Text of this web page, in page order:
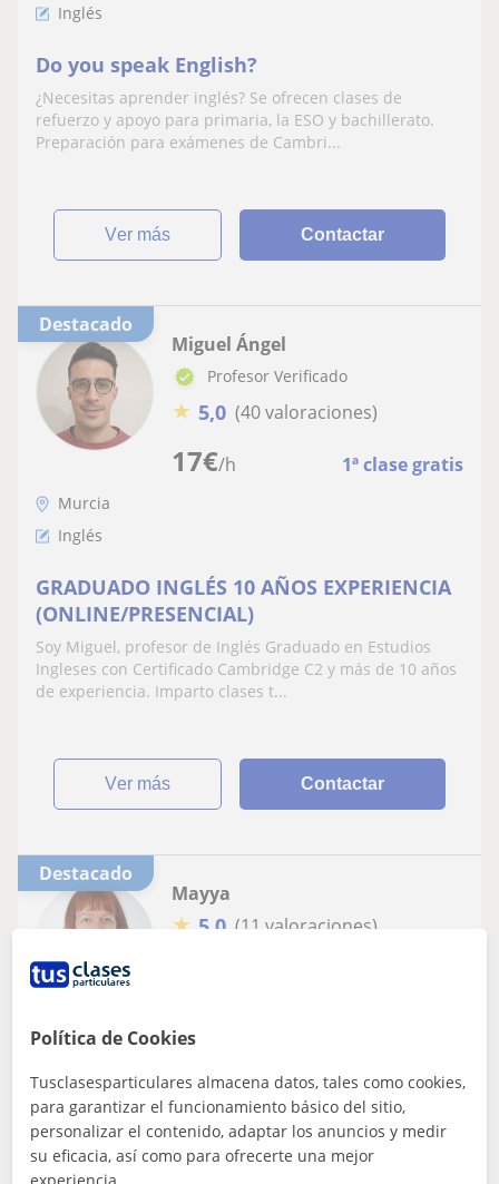
Inglés
Do you speak English?
¿Necesitas aprender inglés? Se ofrecen clases de
refuerzo y apoyo para primaria, la ESO y bachillerato.
Preparación para exámenes de Cambri...
ver más Contactar
Destacado
17€/h 1ª clase gratis
Miguel Ángel
Profesor Verificado
★ 5,0 (40 valoraciones)
Murcia
Inglés
GRADUADO INGLÉS 10 AÑOS EXPERIENCIA
(ONLINE/PRESENCIAL)
Soy Miguel, profesor de Inglés Graduado en Estudios
Ingleses con Certificado Cambridge C2 y más de 10 años
de experiencia. Imparto clases t...
ver más Contactar
Destacado
Mayya
★ 5,0 (11 valoraciones)
Soy profecora de ingles para todos los
niveles y edades
Llevo mas de 20 años dando clases de ingles a todos los
Política de Cookies
Tusclasesparticulares almacena datos, tales como cookies,
para garantizar el funcionamiento básico del sitio,
personalizar el contenido, adaptar los anuncios y medir
su eficacia, así como para ofrecerte una mejor
experiencia.